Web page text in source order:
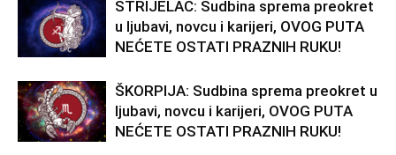
STRIJELAC: Sudbina sprema preokret
u ljubavi, novcu i karijeri, OVOG PUTA
NEĆETE OSTATI PRAZNIH RUKU!
ŠKORPIJA: Sudbina sprema preokret u
ljubavi, novcu i karijeri, OVOG PUTA
NEĆETE OSTATI PRAZNIH RUKU!